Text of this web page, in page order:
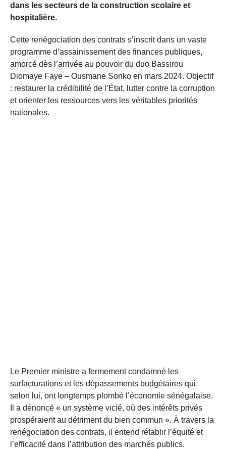
dans les secteurs de la construction scolaire et
hospitalière.
Cette renégociation des contrats s’inscrit dans un vaste
programme d’assainissement des finances publiques,
amorcé dès l’arrivée au pouvoir du duo Bassirou
Diomaye Faye – Ousmane Sonko en mars 2024. Objectif
: restaurer la crédibilité de l’État, lutter contre la corruption
et orienter les ressources vers les véritables priorités
nationales.
Le Premier ministre a fermement condamné les
surfacturations et les dépassements budgétaires qui,
selon lui, ont longtemps plombé l’économie sénégalaise.
Il a dénoncé « un système vicié, où des intérêts privés
prospéraient au détriment du bien commun ». À travers la
renégociation des contrats, il entend rétablir l’équité et
l’efficacité dans l’attribution des marchés publics.